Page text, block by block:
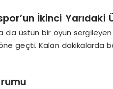
İkinci Yarıdaki
da üstün bir oyun
geçti. Kalan dakikalarda